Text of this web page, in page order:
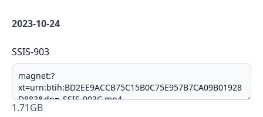
2023-10-24
SSIS-903
1.71GB